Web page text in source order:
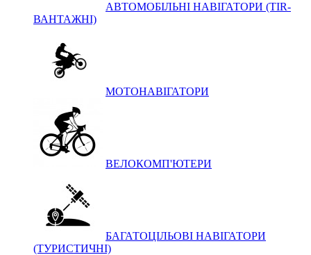
АВТОМОБІЛЬНІ НАВІГАТОРИ (TIR-
ВАНТАЖНІ)
МОТОНАВІГАТОРИ
ВЕЛОКОМП'ЮТЕРИ
БАГАТОЦІЛЬОВІ НАВІГАТОРИ
(ТУРИСТИЧНІ)